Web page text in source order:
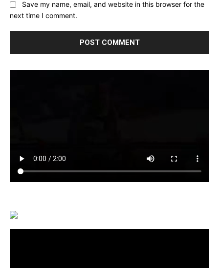
Save my name, email, and website in this browser for the
next time I comment.